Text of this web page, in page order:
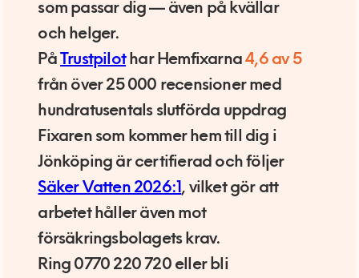
som passar dig — även på kvällar
och helger.
På Trustpilothar Hemfixarna4,6 av 5
från över 25 000 recensioner med
hundratusentals slutförda uppdrag
Fixaren som kommer hem till dig i
Jönköping är certifierad och följer
Säker Vatten 2026:1, vilket gör att
arbetet håller även mot
försäkringsbolagets krav.
Ring 0770 220 720 eller bli